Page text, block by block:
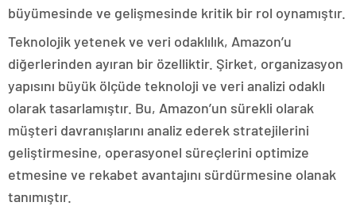
büyümesinde ve gelişmesinde kritik bir rol oynamıştır.
Teknolojik yetenek ve veri odaklılık, Amazon’u
diğerlerinden ayıran bir özelliktir. Şirket, organizasyon
yapısını büyük ölçüde teknoloji ve veri analizi odaklı
olarak tasarlamıştır. Bu, Amazon’un sürekli olarak
müşteri davranışlarını analiz ederek stratejilerini
geliştirmesine, operasyonel süreçlerini optimize
etmesine ve rekabet avantajını sürdürmesine olanak
tanımıştır.